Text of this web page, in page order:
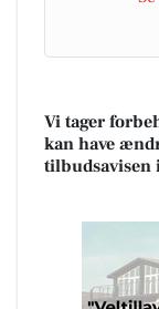
Vi tager
kan have